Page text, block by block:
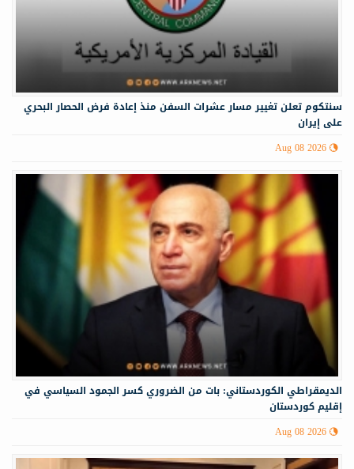
سنتكوم تعلن تغيير مسار عشرات السفن منذ إعادة فرض الحصار البحري
على إيران
Aug 08 2026
الديمقراطي الكوردستاني: بات من الضروري كسر الجمود السياسي في
إقليم كوردستان
Aug 08 2026